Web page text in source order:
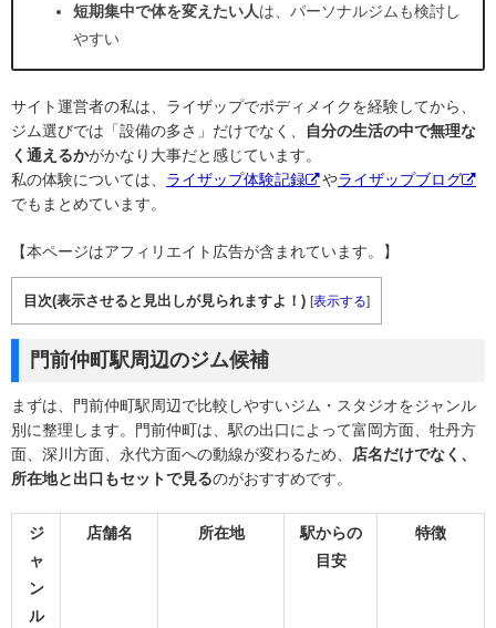
短期集中で体を変えたい人は、パーソナルジムも検討し
やすい
サイト運営者の私は、ライザップでボディメイクを経験してから、
ジム選びでは「設備の多さ」だけでなく、
自分の生活の中で無理な
く通えるかがかなり大事だと感じています。
私の体験については、 ライザップ体験記録 やライザップブログ
でもまとめています。
【本ページはアフィリエイト広告が含まれています。】
目次(表示させると見出しが見られますよ！) [表示する]
門前仲町駅周辺のジム候補
まずは、門前仲町駅周辺で比較しやすいジム・スタジオをジャンル
別に整理します。門前仲町は、駅の出口によって富岡方面、牡丹方
面、深川方面、永代方面への動線が変わるため、
店名だけでなく、
所在地と出口もセットで見るのがおすすめです。
ジ
ャ
ン
ル
店舗名 所在地
駅からの
目安
特徴